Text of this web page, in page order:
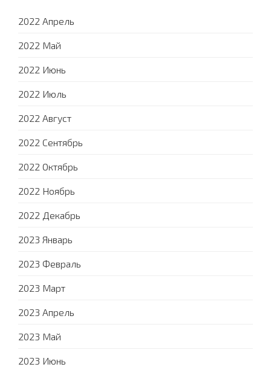
2022 Апрель
2022 Май
2022 Июнь
2022 Июль
2022 Август
2022 Сентябрь
2022 Октябрь
2022 Ноябрь
2022 Декабрь
2023 Январь
2023 Февраль
2023 Март
2023 Апрель
2023 Май
2023 Июнь